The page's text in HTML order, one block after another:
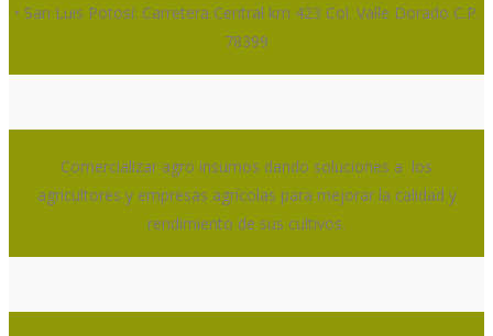
• San Luis Potosí: Carretera Central km 423 Col. Valle Dorado C.P.
78399
Comercializar agro insumos dando soluciones a los
agricultores y empresas agrícolas para mejorar la calidad y
rendimiento de sus cultivos.